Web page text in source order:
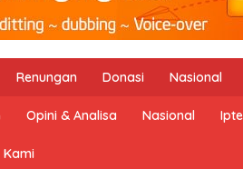
Renungan Donasi Nasional
Opini & Analisa Nasional
Kami